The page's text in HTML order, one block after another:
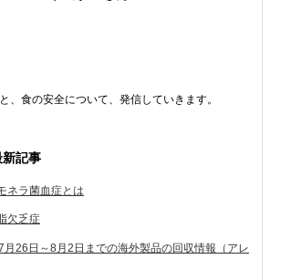
、食の安全について、発信していきます。
新記事
ネラ菌血症とは
欠乏症
月26日～8月2日までの海外製品の回収情報（アレ